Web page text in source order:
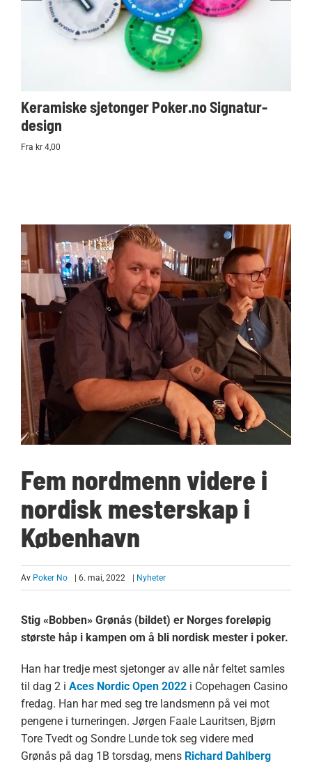
Keramiske sjetonger Poker.no Signatur-
design
Fra kr 4,00
Fem nordmenn videre i
nordisk mesterskap i
København
Av Poker No | 6. mai, 2022 Nyheter
Stig «Bobben» Grønås (bildet) er Norges foreløpig
største håp i kampen om å bli nordisk mester i poker.
Han har tredje mest sjetonger av alle når feltet samles
til dag 2 i Aces Nordic Open 2022i Copehagen Casino
fredag. Han har med seg tre landsmenn på vei mot
pengene i turneringen. Jørgen Faale Lauritsen, Bjørn
Tore Tvedt og Sondre Lunde tok seg videre med
Grønås på dag 1B torsdag, mens Richard Dahlberg